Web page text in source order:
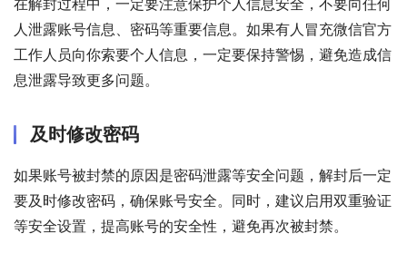
人泄露账号信息、密码等重要信息。如果有人冒充微信官方
工作人员向你索要个人信息，一定要保持警惕，避免造成信
息泄露导致更多问题。
及时修改密码
如果账号被封禁的原因是密码泄露等安全问题，解封后一定
要及时修改密码，确保账号安全。同时，建议启用双重验证
等安全设置，提高账号的安全性，避免再次被封禁。